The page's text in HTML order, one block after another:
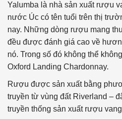
Yalumba là nhà sản xuất rượu
nước Úc có tên tuổi trên thị
nay. Những dòng rượu mang
đều được đánh giá cao về
nó. Trong số đó không thể
Oxford Landing Chardonnay.
Rượu được sản xuất bằng
truyền từ vùng đất Riverland –
truyền thống sản xuất rượu